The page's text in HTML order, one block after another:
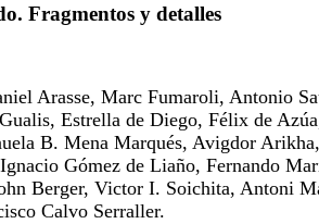
Fragmentos y detalles
Arasse, Marc Fumaroli, Antonio
Estrella de Diego, Félix de
B. Mena Marqués, Avigdor Arikha,
Gómez de Liaño, Fernando
Berger, Victor I. Soichita, Antoni
Calvo Serraller.